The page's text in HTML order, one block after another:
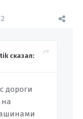
сказал:
дороги
на